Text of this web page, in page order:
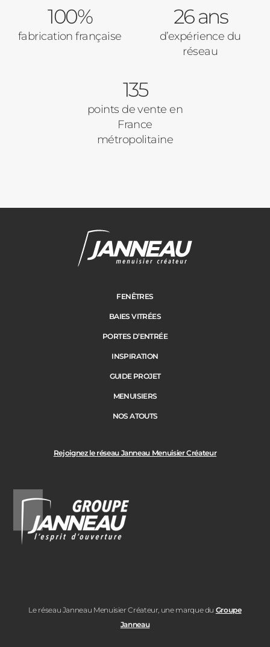
100%
fabrication française
26 ans
d’expérience du
réseau
135
points de vente en
France
métropolitaine
Rejoignez le réseau Janneau Menuisier Créateur
Le réseau Janneau Menuisier Créateur, une marque du Groupe
Janneau
FENÊTRES
BAIES VITRÉES
PORTES D’ENTRÉE
INSPIRATION
GUIDE PROJET
MENUISIERS
NOS ATOUTS
Janneau Menuisier Créateur